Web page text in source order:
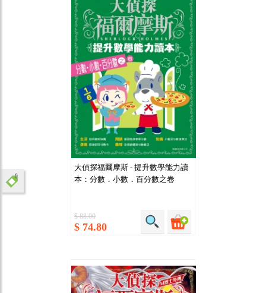
大偵探福爾摩斯 - 提升數學能力讀
本：分數．小數．百分數之卷
$ 88.00
$ 74.80